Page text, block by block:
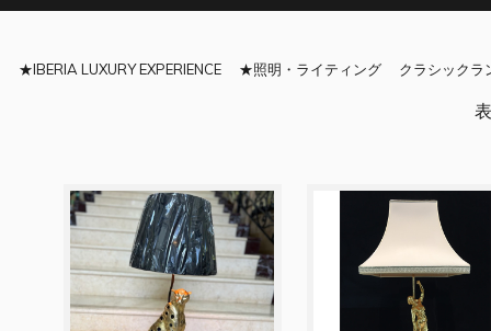
IBERIA LUXURY EXPERIENCE 照明・ライティング クラシックラ